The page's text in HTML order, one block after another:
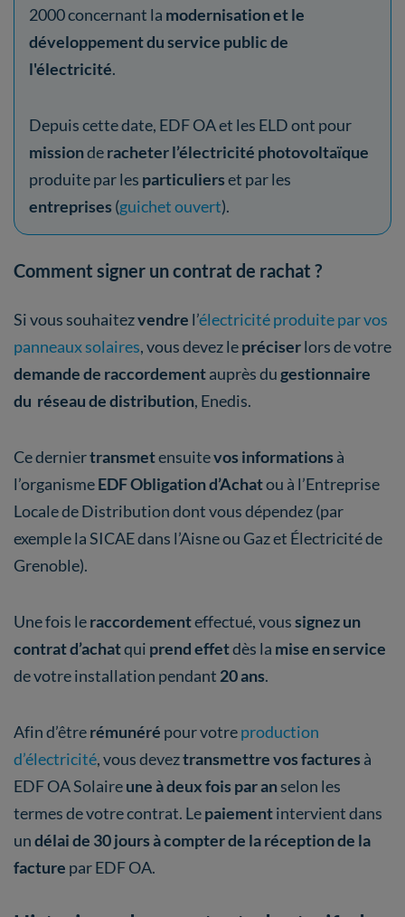
2000 concernant la modernisation et le
développement du service public de
l'électricité.
Depuis cette date, EDF OA et les ELD ont pour
missionderacheter l’électricité photovoltaïque
produite par les particulierset par les
entreprises (guichet ouvert).
Comment signer un contrat de rachat ?
Si vous souhaitezvendre l’électricité produite par vos
panneaux solaires, vous devez lepréciserlors de votre
demande de raccordementauprès dugestionnaire
du réseau de distribution, Enedis.
Ce derniertransmetensuitevos informations à
l’organismeEDF Obligation d’Achatou à l’Entreprise
Locale de Distribution dont vous dépendez (par
exemple la SICAE dans l’Aisne ou Gaz et Électricité de
Grenoble).
Une fois leraccordementeffectué, voussignez un
contrat d’achatqui prend effetdès la mise en service
de votre installation pendant 20 ans.
Afin d’êtrerémunéré pour votreproduction
d’électricité, vous deveztransmettre vos factures à
EDF OA Solaireune à deux fois par anselon les
termes de votre contrat. Lepaiementintervient dans
undélai de 30 joursà compter de la réception de la
facture par EDF OA.